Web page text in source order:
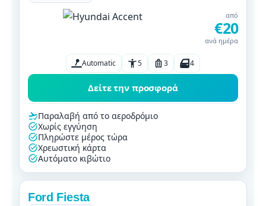
από
€20
ανά ημέρα
Automatic 5 3 4
Δείτε την προσφορά
Παραλαβή από το αεροδρόμιο
Χωρίς εγγύηση
Πληρώστε μέρος τώρα
Χρεωστική κάρτα
Αυτόματο κιβώτιο
Ford Fiesta